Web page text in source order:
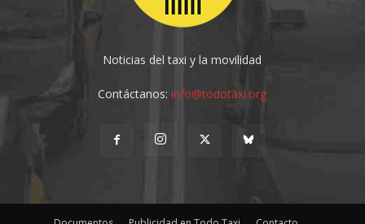
Noticias del taxi y la movilidad
Contáctanos:info@todotaxi.org